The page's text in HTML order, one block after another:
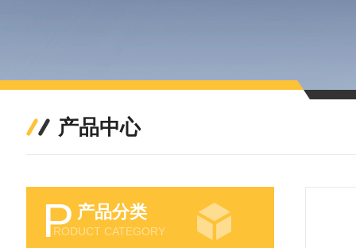
产品中心
P 产品分类
RODUCT CATEGORY